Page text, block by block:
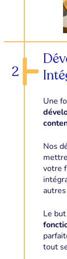
2
Une
Nos
votre
Le
tout